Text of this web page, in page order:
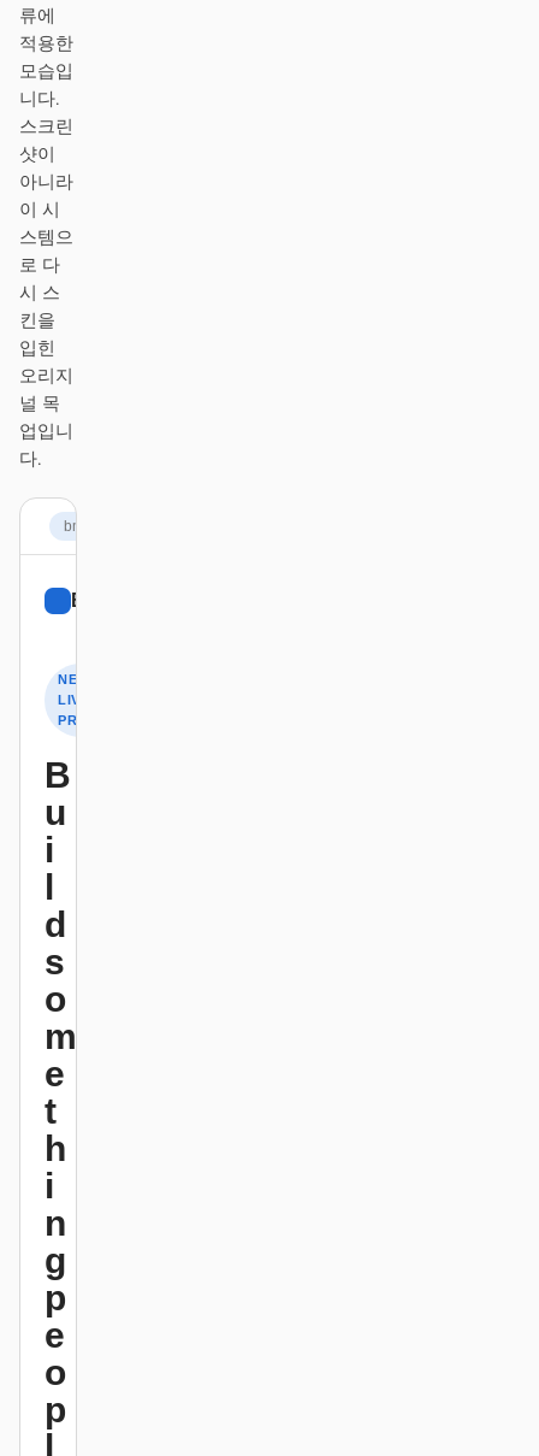
솔로 빌더
AI 와이어프레임 생성기
스크린샷을 코드로
템플릿
튜토리얼
기여자
모더레이터
Discord
류에
적용한
모습입
니다.
스크린
샷이
아니라
이 시
스템으
로 다
시 스
킨을
입힌
오리지
널 목
업입니
다.
bmw.com
BMW
NEW ·
LIVE
PREVIEW
B
u
i
l
d
s
o
m
e
t
h
i
n
g
p
e
o
p
l